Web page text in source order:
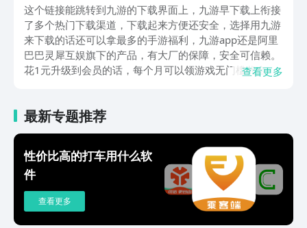
这个链接能跳转到九游的下载界面上，九游早下载上衔接
了多个热门下载渠道，下载起来方便还安全，选择用九游
来下载的话还可以拿最多的手游福利，九游app还是阿里
巴巴灵犀互娱旗下的产品，有大厂的保障，安全可信赖。
花1元升级到会员的话，每个月可以领游戏无门槛代金
容，这样就能更快的推动主线剧情的发展。在角色养上有
装备、武器等内容，还能通过训练来提升品质。有了基础
阵容之后，在对战过程中依靠法术+词条自由搭配的方式
来进行不同的攻击策略。游戏在玩法上还有挂机玩法，挂
机状态下依然能让玩家获得成长收益，大大减轻了微氪党
的肝度压力。在游戏的玩法上还有独特的战地灾兽、试炼
副本等，让玩家的体验内容更加丰富。以上就是烛光勇士
查看更多
最新专题推荐
性价比高的打车用什么软
件
查看更多